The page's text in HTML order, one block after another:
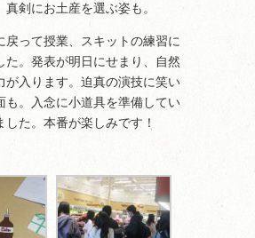
真剣にお土産を選ぶ姿も。
戻って授業、スキットの練習に
た。発表が明日にせまり、自然
が入ります。迫真の演技に笑い
も。入念に小道具を準備してい
した。本番が楽しみです！